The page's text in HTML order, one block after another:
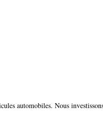
automobiles. Nous